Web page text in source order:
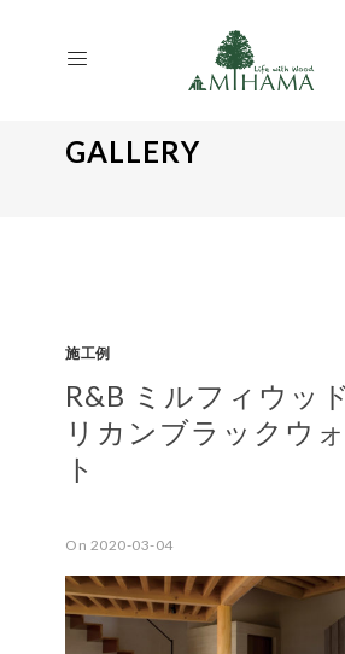
GALLERY
施工例
R&B ミルフィウッ
リカンブラックウ
ト
On 2020-03-04